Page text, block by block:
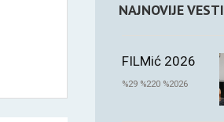
NAJNOVIJE VESTI
FILMić 2026
%29 %220 %2026